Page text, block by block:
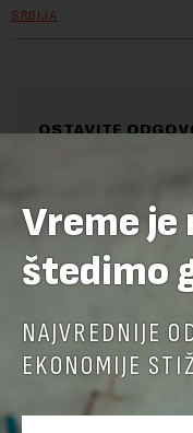
SRBIJA
OSTAVITE
Pre slanja
pravilima
Vreme je
štedimo
NAJVREDNIJE
EKONOMIJE